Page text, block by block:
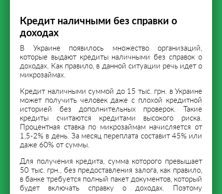
Кредит наличными без справки о
доходах
В Украине появилось множество организаций,
которые выдают кредиты наличными без справок о
доходах. Как правило, в данной ситуации речь идет о
микрозаймах.
Кредит наличными суммой до 15 тыс. грн. в Украине
может получить человек даже с плохой кредитной
историей без дополнительных проверок. Такие
кредиты считаются кредитами высокого риска.
Процентная ставка по микрозаймам начисляется от
1,5-2% в день. За месяц переплата составит 45% или
даже 60% от суммы.
Для получения кредита, сумма которого превышает
50 тыс. грн., без предоставления залога, как правило,
в банке требуется полный пакет документов, который
будет включать справку о доходах. Поэтому